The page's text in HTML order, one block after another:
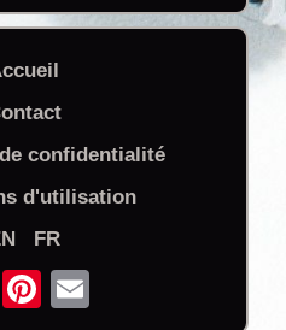
confidentialité
d'utilisation
FR